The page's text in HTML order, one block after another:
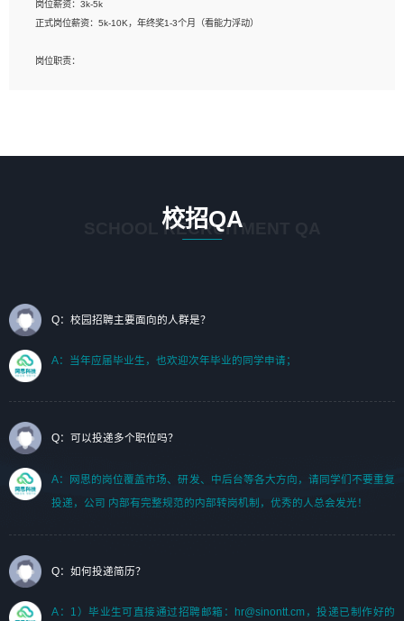
标志及吉祥物设计，效果图后期处理等。
1、艺术设计类相关专业；（其中需求分析顾问不限专业）
岗位薪资：3k-5k
正式岗位薪资：5k-10K，年终奖1-3个月（看能力浮动）
岗位职责：
2. 熟悉 前端常用框架, 能独立完成设计给予的 UI 效果;
3. 有良好的代码习惯, 低级错误出现频率低;
7. 了解或熟悉 WebGL 及相关框架优先。
（岗位人员专职于行业应用解决方案、项目申报方案、投标方案的策划编写）
校招QA
SCHOOL RECRUITMENT QA
Q：校园招聘主要面向的人群是？
A：当年应届毕业生，也欢迎次年毕业的同学申请；
Q：可以投递多个职位吗？
A：网思的岗位覆盖市场、研发、中后台等各大方向，请同学们不要重复
投递，公司 内部有完整规范的内部转岗机制，优秀的人总会发光！
Q：如何投递简历？
A：1）毕业生可直接通过招聘邮箱：hr@sinontt.cm，投递已制作好的